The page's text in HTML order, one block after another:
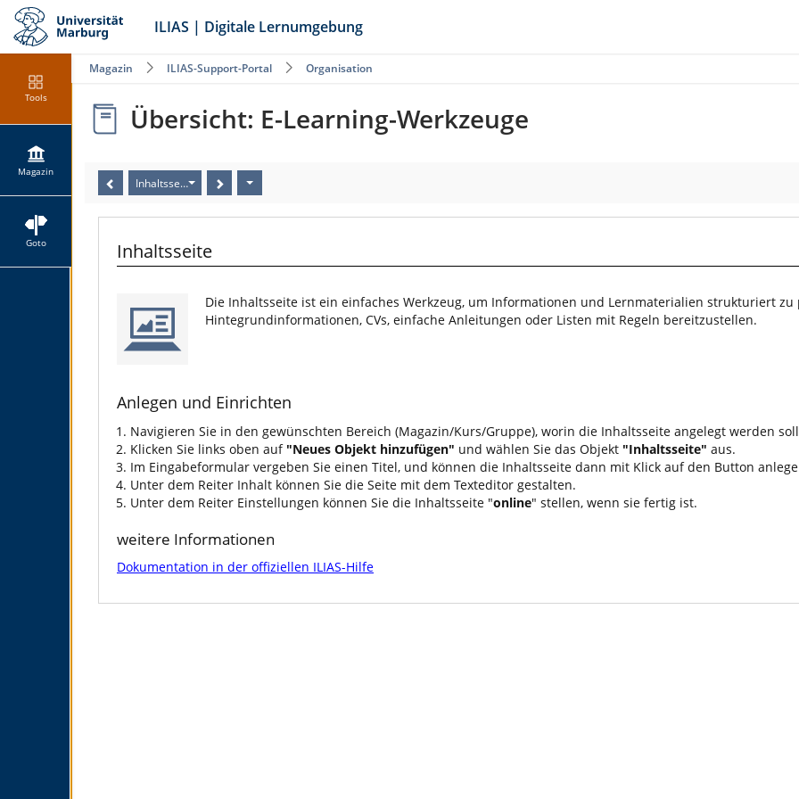
ILIAS | Digitale Lernumgebung
Tools
Magazin
Goto
Magazin ILIAS-Support-Portal Organisation
Übersicht: E-Learning-Werkzeuge
Inhaltsseite
Inhaltsseite
Die Inhaltsseite ist ein einfaches Werkzeug, um Informationen und Lernmaterialien strukturiert
Hintegrundinformationen, CVs, einfache Anleitungen oder Listen mit Regeln bereitzustellen.
Anlegen und Einrichten
Navigieren Sie in den gewünschten Bereich (Magazin/Kurs/Gruppe), worin die Inhaltsseite angelegt werden
Klicken Sie links oben auf "Neues Objekt hinzufügen" und wählen Sie das Objekt "Inhaltsseite" aus.
Im Eingabeformular vergeben Sie einen Titel, und können die Inhaltsseite dann mit Klick auf den Button
Unter dem Reiter Inhalt können Sie die Seite mit dem Texteditor gestalten.
Unter dem Reiter Einstellungen können Sie die Inhaltsseite "online" stellen, wenn sie fertig ist.
weitere Informationen
Dokumentation in der offiziellen ILIAS-Hilfe